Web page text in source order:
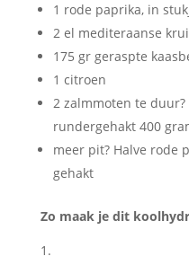
1 rode paprika, in
2 el mediteraanse
175 gr geraspte
1 citroen
2 zalmmoten te
rundergehakt 400
meer pit? Halve rode
gehakt
Zo maak je dit